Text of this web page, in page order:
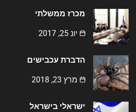
מכרז ממשלתי
יונ 25, 2017
הדברת עכבישים
מרץ 23, 2018
ישראלי בישראל